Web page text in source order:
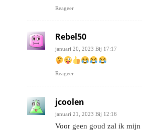
Reageer
Rebel50
januari 20, 2023 Bij 17:17
Reageer
jcoolen
januari 21, 2023 Bij 12:16
Voor geen goud zal ik